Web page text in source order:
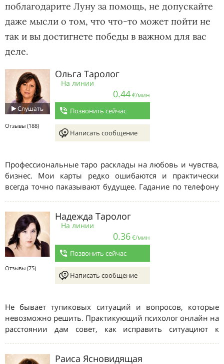
поблагодарите Луну за помощь, не допускайте
даже мысли о том, что что-то может пойти не
так и вы достигнете победы в важном для вас
деле.